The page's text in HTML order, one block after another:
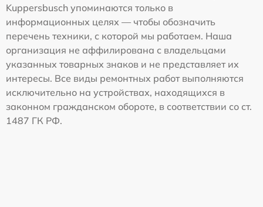
Kuppersbusch упоминаются только в
информационных целях — чтобы обозначить
перечень техники, с которой мы работаем. Наша
организация не аффилирована с владельцами
указанных товарных знаков и не представляет их
интересы. Все виды ремонтных работ выполняются
исключительно на устройствах, находящихся в
законном гражданском обороте, в соответствии со ст.
1487 ГК РФ.